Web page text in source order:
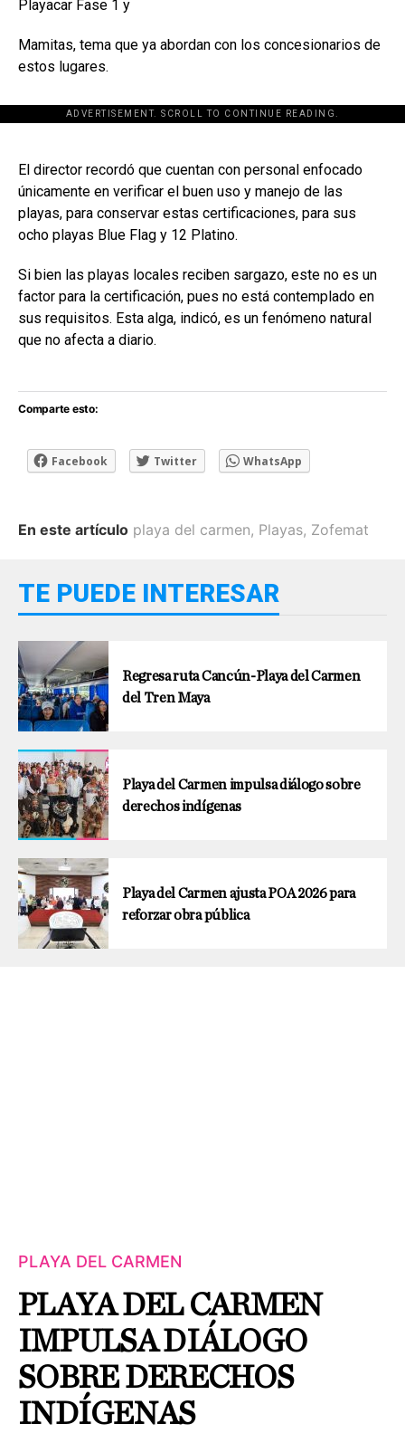
Playacar Fase 1 y
Mamitas, tema que ya abordan con los concesionarios de
estos lugares.
ADVERTISEMENT. SCROLL TO CONTINUE READING.
[adsforwp id="243463"]
El director recordó que cuentan con personal enfocado
únicamente en verificar el buen uso y manejo de las
playas, para conservar estas certificaciones, para sus
ocho playas Blue Flag y 12 Platino.
Si bien las playas locales reciben sargazo, este no es un
factor para la certificación, pues no está contemplado en
sus requisitos. Esta alga, indicó, es un fenómeno natural
que no afecta a diario.
Comparte esto:
Facebook Twitter WhatsApp
En este artículo playa del carmen, Playas, Zofemat
TE PUEDE INTERESAR
Regresa ruta Cancún-Playa del Carmen
del Tren Maya
Playa del Carmen impulsa diálogo sobre
derechos indígenas
Playa del Carmen ajusta POA 2026 para
reforzar obra pública
PLAYA DEL CARMEN
PLAYA DEL CARMEN
IMPULSA DIÁLOGO
SOBRE DERECHOS
INDÍGENAS